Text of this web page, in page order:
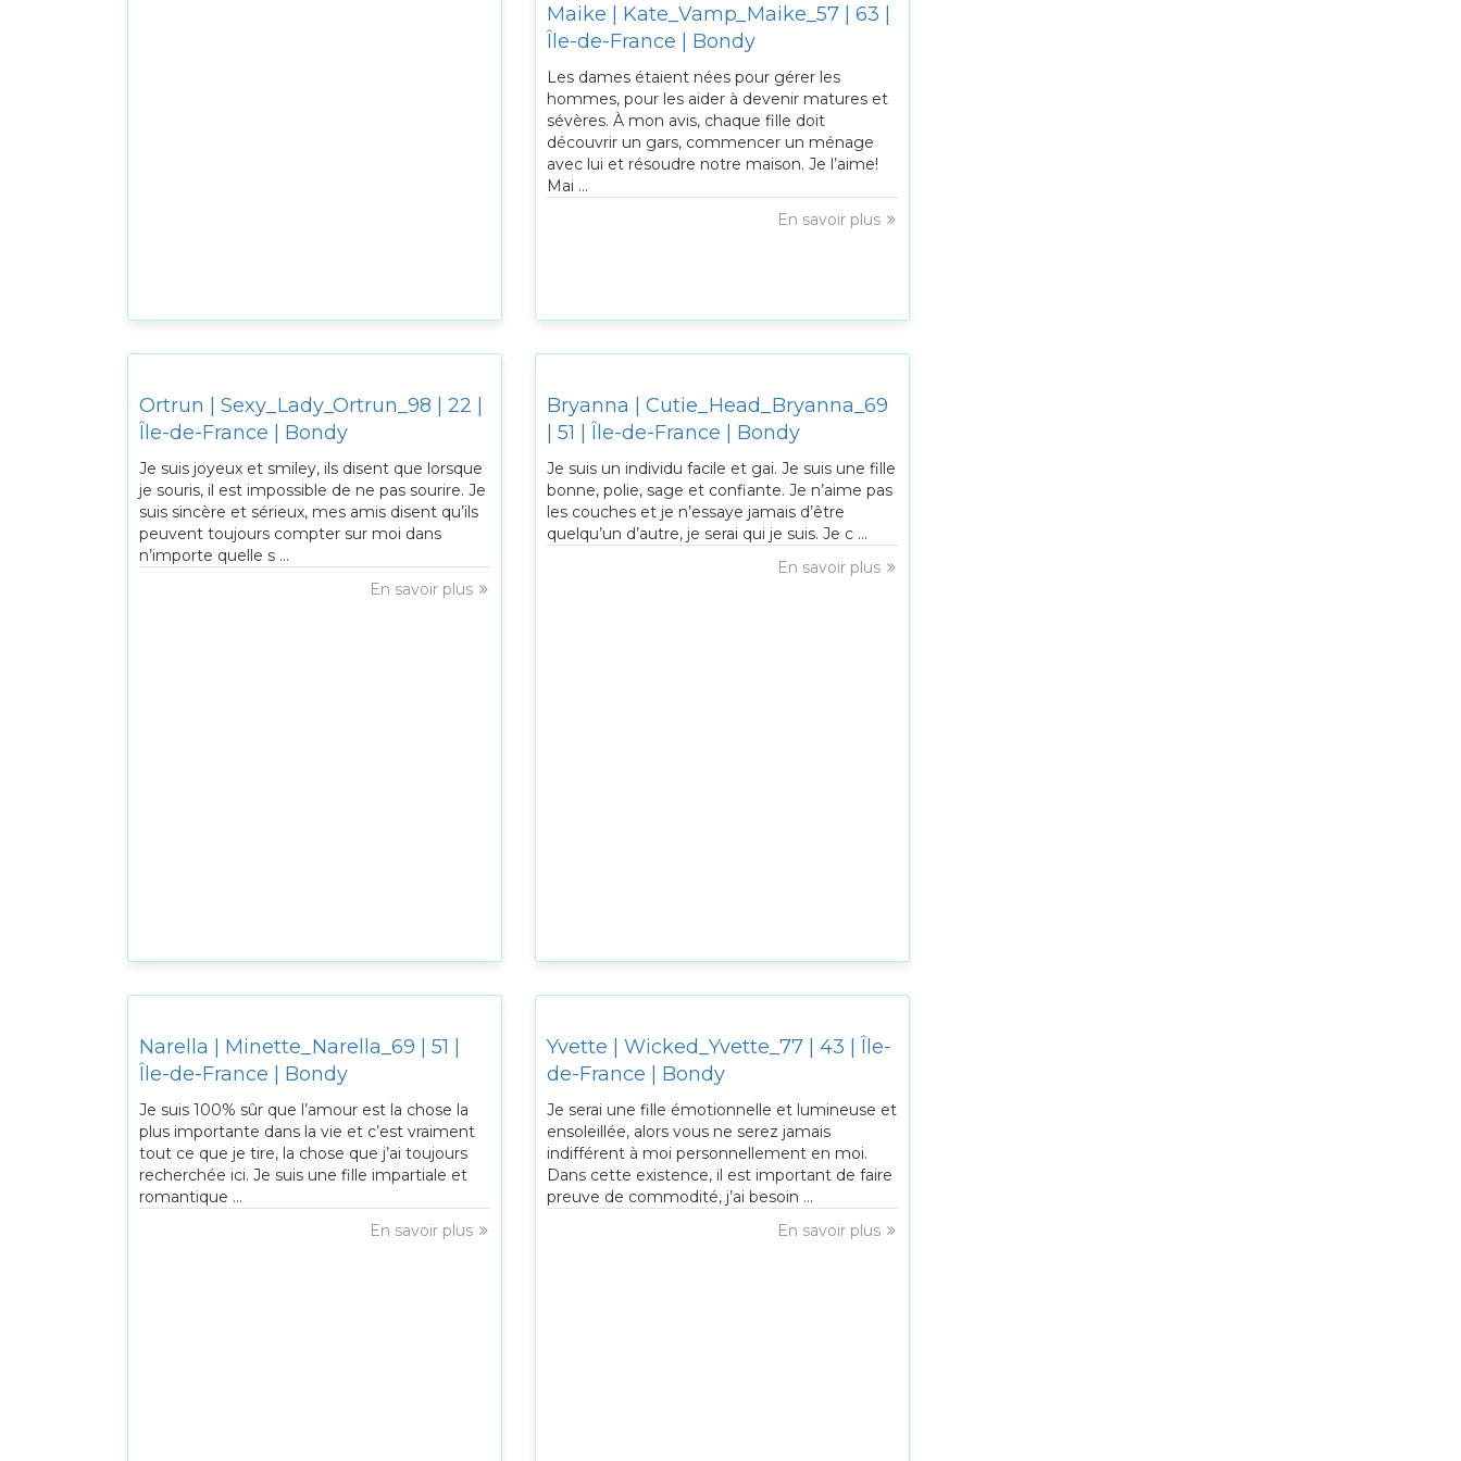
Maike | Kate_Vamp_Maike_57 | 63 |
Île-de-France | Bondy
Les dames étaient nées pour gérer les
hommes, pour les aider à devenir matures et
sévères. À mon avis, chaque fille doit
découvrir un gars, commencer un ménage
avec lui et résoudre notre maison. Je l’aime!
Mai ...
En savoir plus
Ortrun | Sexy_Lady_Ortrun_98 | 22 |
Île-de-France | Bondy
Je suis joyeux et smiley, ils disent que lorsque
je souris, il est impossible de ne pas sourire. Je
suis sincère et sérieux, mes amis disent qu’ils
peuvent toujours compter sur moi dans
n’importe quelle s ...
En savoir plus
Bryanna | Cutie_Head_Bryanna_69
| 51 | Île-de-France | Bondy
Je suis un individu facile et gai. Je suis une fille
bonne, polie, sage et confiante. Je n’aime pas
les couches et je n’essaye jamais d’être
quelqu’un d’autre, je serai qui je suis. Je c ...
En savoir plus
Narella | Minette_Narella_69 | 51 |
Île-de-France | Bondy
Je suis 100% sûr que l’amour est la chose la
plus importante dans la vie et c’est vraiment
tout ce que je tire, la chose que j’ai toujours
recherchée ici. Je suis une fille impartiale et
romantique ...
En savoir plus
Yvette | Wicked_Yvette_77 | 43 | Île-
de-France | Bondy
Je serai une fille émotionnelle et lumineuse et
ensoleillée, alors vous ne serez jamais
indifférent à moi personnellement en moi.
Dans cette existence, il est important de faire
preuve de commodité, j’ai besoin ...
En savoir plus